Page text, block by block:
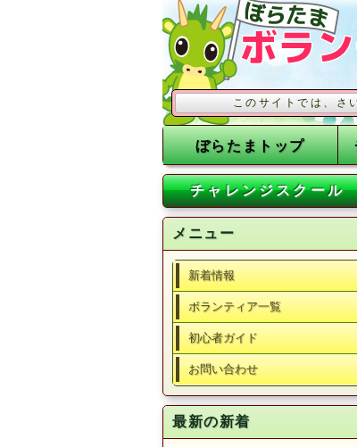
このサイトでは、さいたま市
ぼらたまトップ
チャレンジスクール
メニュー
新着情報
ボランティア一覧
初心者ガイド
お問い合わせ
最新の新着